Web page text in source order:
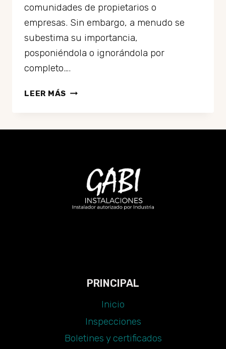
comunidades de propietarios o
empresas. Sin embargo, a menudo se
subestima su importancia,
posponiéndola o ignorándola por
completo….
LEER MÁS LOS
NO
INSTALACIONES
ELÉCTRICAS
PRINCIPAL
Inicio
Inspecciones
Boletines y certificados